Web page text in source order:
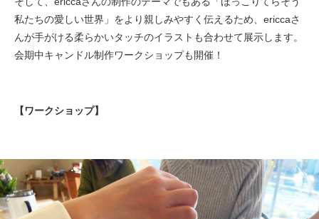
私たちの愛しい世界」をより親しみやすく伝えるため、ericcaさ
んが手がける柔らかいタッチのイラストも合わせて展示します。
会期中キャンドル制作ワークショップも開催！
【ワークショップ】